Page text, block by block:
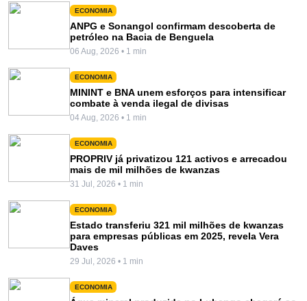
ECONOMIA
ANPG e Sonangol confirmam descoberta de
petróleo na Bacia de Benguela
06 Aug, 2026 • 1 min
ECONOMIA
MININT e BNA unem esforços para intensificar
combate à venda ilegal de divisas
04 Aug, 2026 • 1 min
ECONOMIA
PROPRIV já privatizou 121 activos e arrecadou
mais de mil milhões de kwanzas
31 Jul, 2026 • 1 min
ECONOMIA
Estado transferiu 321 mil milhões de kwanzas
para empresas públicas em 2025, revela Vera
Daves
29 Jul, 2026 • 1 min
ECONOMIA